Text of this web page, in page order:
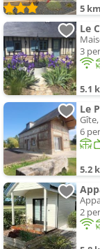
5 km
Le
3
5.1
6
5.2
2